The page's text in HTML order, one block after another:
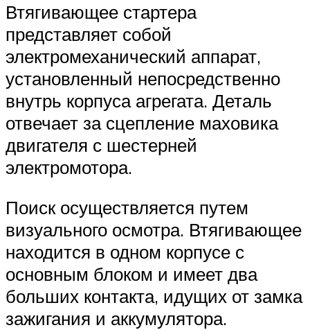
Втягивающее стартера
представляет собой
электромеханический аппарат,
установленный непосредственно
внутрь корпуса агрегата. Деталь
отвечает за сцепление маховика
двигателя с шестерней
электромотора.
Поиск осуществляется путем
визуального осмотра. Втягивающее
находится в одном корпусе с
основным блоком и имеет два
больших контакта, идущих от замка
зажигания и аккумулятора.